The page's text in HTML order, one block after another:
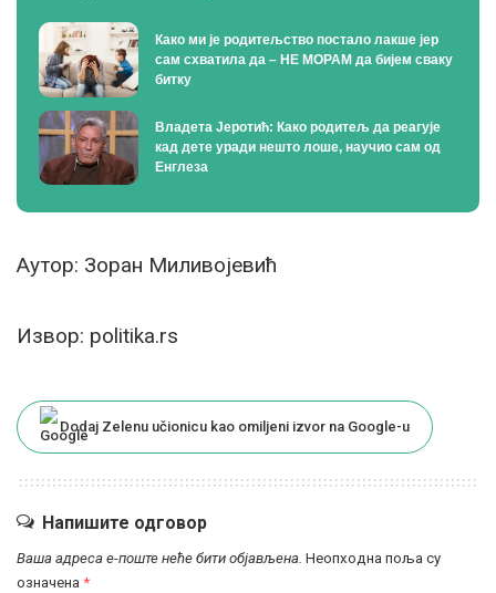
Како ми је родитељство постало лакше јер
сам схватила да – НЕ МОРАМ да бијем сваку
битку
Владета Јеротић: Како родитељ да реагује
кад дете уради нешто лоше, научио сам од
Енглеза
Аутор: Зоран Миливојевић
Извор: politika.rs
Dodaj Zelenu učionicu kao omiljeni izvor na Google-u
Напишите одговор
Ваша адреса е-поште неће бити објављена. Неопходна поља су
означена *